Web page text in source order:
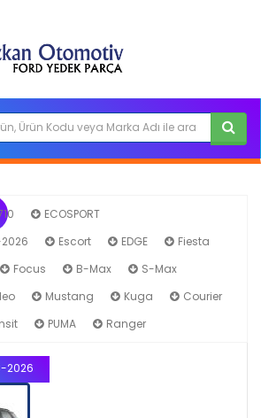
ECOSPORT
Escort EDGE
Fiesta
Focus B-Max
S-Max
Mustang Kuga
Courier
PUMA Ranger
2026